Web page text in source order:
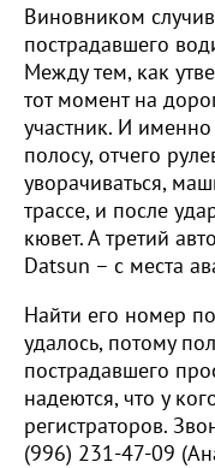
Виновником
пострадавшего
Между тем, как
тот момент на
участник. И
полосу, отчего
уворачиваться,
трассе, и после
кювет. А третий
Datsun – с места
Найти его номер
удалось, потому
пострадавшего
надеются, что у
регистраторов.
(996) 231-47-09